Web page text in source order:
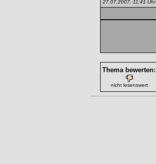
27.07.2007, 11:41 Uhr
Thema bewerten:
nicht lesenswert